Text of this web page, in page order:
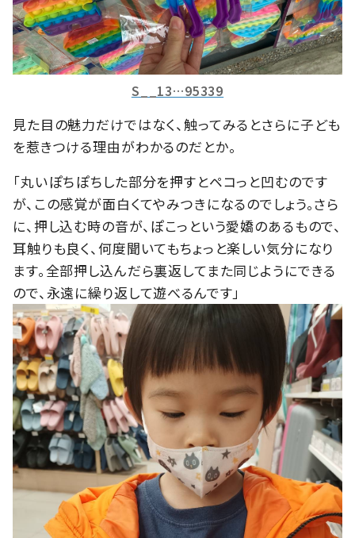
S__13…95339
見た目の魅力だけではなく、触ってみるとさらに子ども
を惹きつける理由がわかるのだとか。
「丸いぽちぽちした部分を押すとペコっと凹むのです
が、この感覚が面白くてやみつきになるのでしょう。さら
に、押し込む時の音が、ぽこっという愛嬌のあるもので、
耳触りも良く、何度聞いてもちょっと楽しい気分になり
ます。全部押し込んだら裏返してまた同じようにできる
ので、永遠に繰り返して遊べるんです」